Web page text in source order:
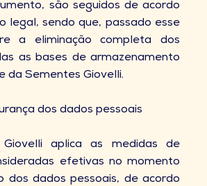
são seguidos de acordo
legal, sendo que, passado esse
a eliminação completa dos
as bases de armazenamento
da Sementes Giovelli.
dos dados pessoais
aplica as medidas de
efetivas no momento
dos dados pessoais, de acordo